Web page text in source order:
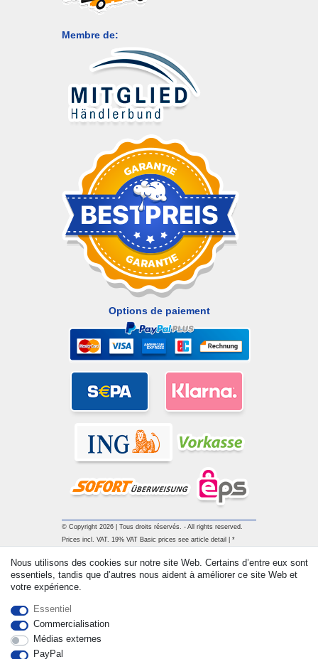
Membre de:
Options de paiement
© Copyright 2026 | Tous droits réservés. - All rights reserved.
Prices incl. VAT. 19% VAT Basic prices see article detail | *
Nous utilisons des cookies sur notre site Web. Certains d’entre eux sont
essentiels, tandis que d’autres nous aident à améliorer ce site Web et
votre expérience.
Essentiel
Commercialisation
Médias externes
PayPal
Rétracter le contrat ici